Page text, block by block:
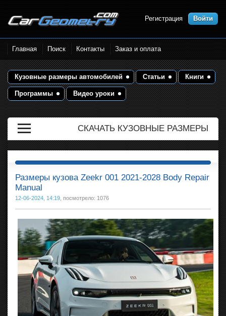
Размеры кузова автомобилей.
Контрольные точки и кузовные
размеры. Геометрия кузова
Регистрация Войти
Главная Поиск Контакты Заказ и оплата
Кузовные размеры автомобилей Статьи Книги
Программы Видео уроки
СКАЧАТЬ КУЗОВНЫЕ РАЗМЕРЫ
Размеры кузова Zeekr 001 2021-2028 Body Repair
Manual
12-06-2024, 14:19 , посмотрело: 1076